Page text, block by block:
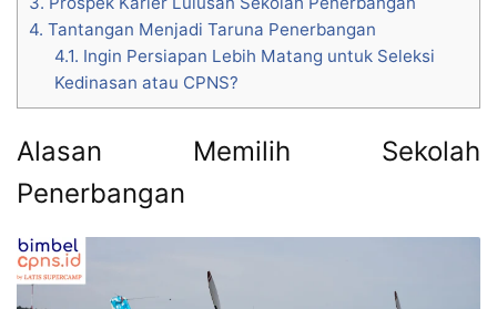
4. Tantangan Menjadi Taruna Penerbangan
4.1. Ingin Persiapan Lebih Matang untuk Seleksi
Kedinasan atau CPNS?
Alasan Memilih Sekolah
Penerbangan